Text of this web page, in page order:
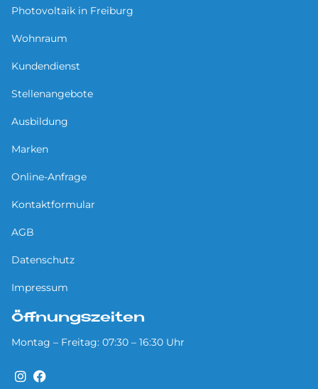
Photovoltaik in Freiburg
Wohnraum
Kundendienst
Stellenangebote
Ausbildung
Marken
Online-Anfrage
Kontaktformular
AGB
Datenschutz
Impressum
Öffnungszeiten
Montag – Freitag: 07:30 – 16:30 Uhr